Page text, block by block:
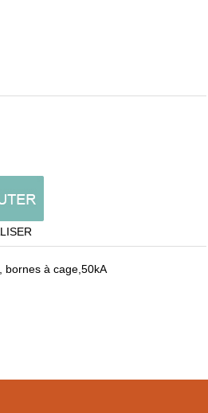
bornes à cage,50kA